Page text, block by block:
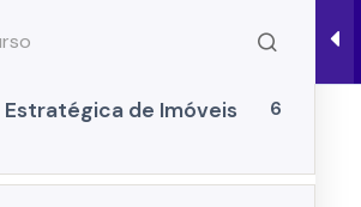
WORKSHOPS
de Imóveis
6